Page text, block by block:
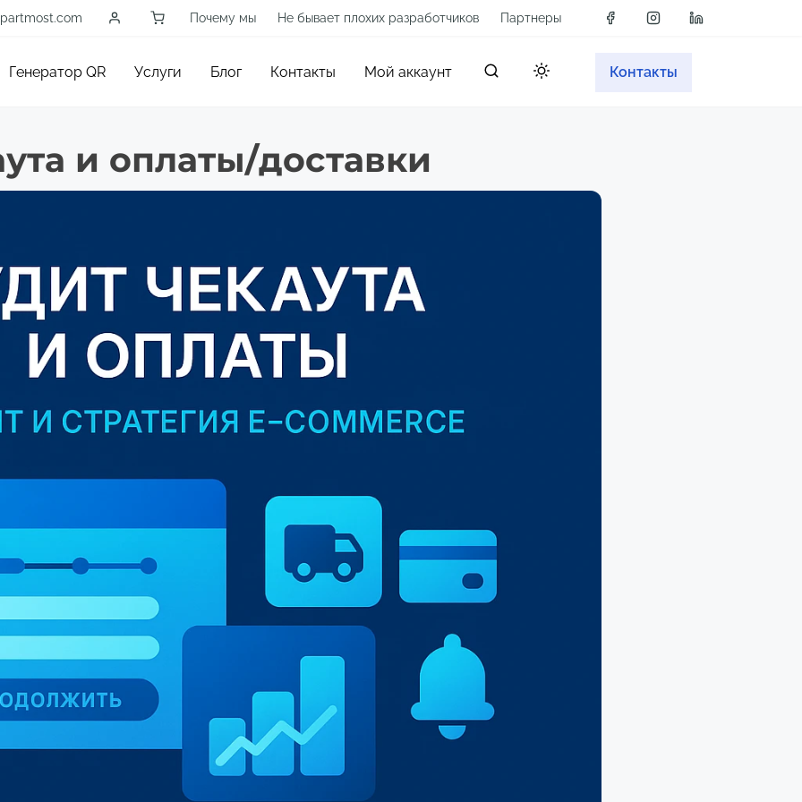
Почему мы Не бывает плохих разработчиков Партнеры
Генератор QR Услуги Блог Контакты Мой аккаунт Контакты
и оплаты/доставки